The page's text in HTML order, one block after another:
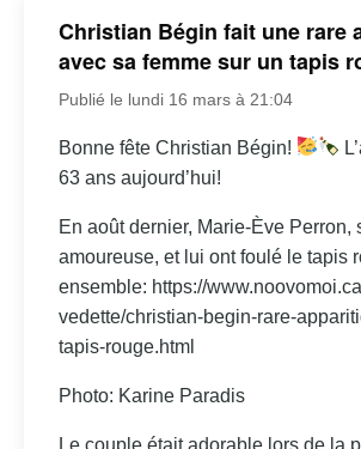
Christian Bégin fait une rare
avec sa femme sur un tapis
Publié le lundi 16 mars à 21:04
Bonne fête Christian Bégin!
63 ans aujourd’hui!
En août dernier, Marie-Ève Perron,
amoureuse, et lui ont foulé le tapis
ensemble: https://
vedette/christian-begin-rare-
tapis-rouge.html
Photo: Karine Paradis
Le couple était adorable lors de la